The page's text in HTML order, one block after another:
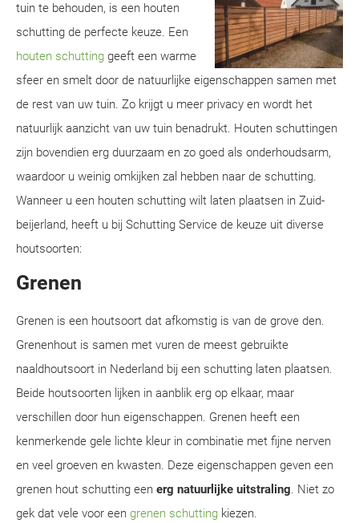
tuin te behouden, is een houten
schutting de perfecte keuze. Een
houten schutting geeft een warme
sfeer en smelt door de natuurlijke eigenschappen samen met
de rest van uw tuin. Zo krijgt u meer privacy en wordt het
natuurlijk aanzicht van uw tuin benadrukt. Houten schuttingen
zijn bovendien erg duurzaam en zo goed als onderhoudsarm,
waardoor u weinig omkijken zal hebben naar de schutting.
Wanneer u een houten schutting wilt laten plaatsen in Zuid-
beijerland, heeft u bij Schutting Service de keuze uit diverse
houtsoorten:
Grenen
Grenen is een houtsoort dat afkomstig is van de grove den.
Grenenhout is samen met vuren de meest gebruikte
naaldhoutsoort in Nederland bij een schutting laten plaatsen.
Beide houtsoorten lijken in aanblik erg op elkaar, maar
verschillen door hun eigenschappen. Grenen heeft een
kenmerkende gele lichte kleur in combinatie met fijne nerven
en veel groeven en kwasten. Deze eigenschappen geven een
grenen hout schutting een erg natuurlijke uitstraling. Niet zo
gek dat vele voor een grenen schutting kiezen.